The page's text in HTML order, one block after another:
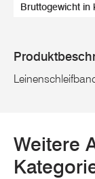
Bruttogewicht in
Weitere